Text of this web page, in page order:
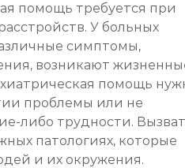
помощь требуется при
У больных
симптомы,
возникают
помощь
проблемы или не
либо трудности.
патологиях, которые
и их окружения.